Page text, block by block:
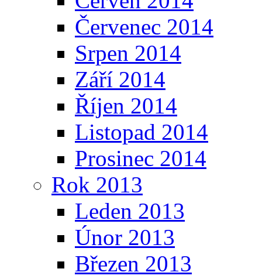
Červenec 2014
Srpen 2014
Září 2014
Říjen 2014
Listopad 2014
Prosinec 2014
Rok 2013
Leden 2013
Únor 2013
Březen 2013